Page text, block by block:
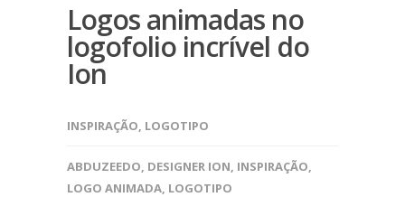
Logos animadas no
logofolio incrível do
Ion
INSPIRAÇÃO, LOGOTIPO
ABDUZEEDO, DESIGNER ION, INSPIRAÇÃO,
LOGO ANIMADA, LOGOTIPO